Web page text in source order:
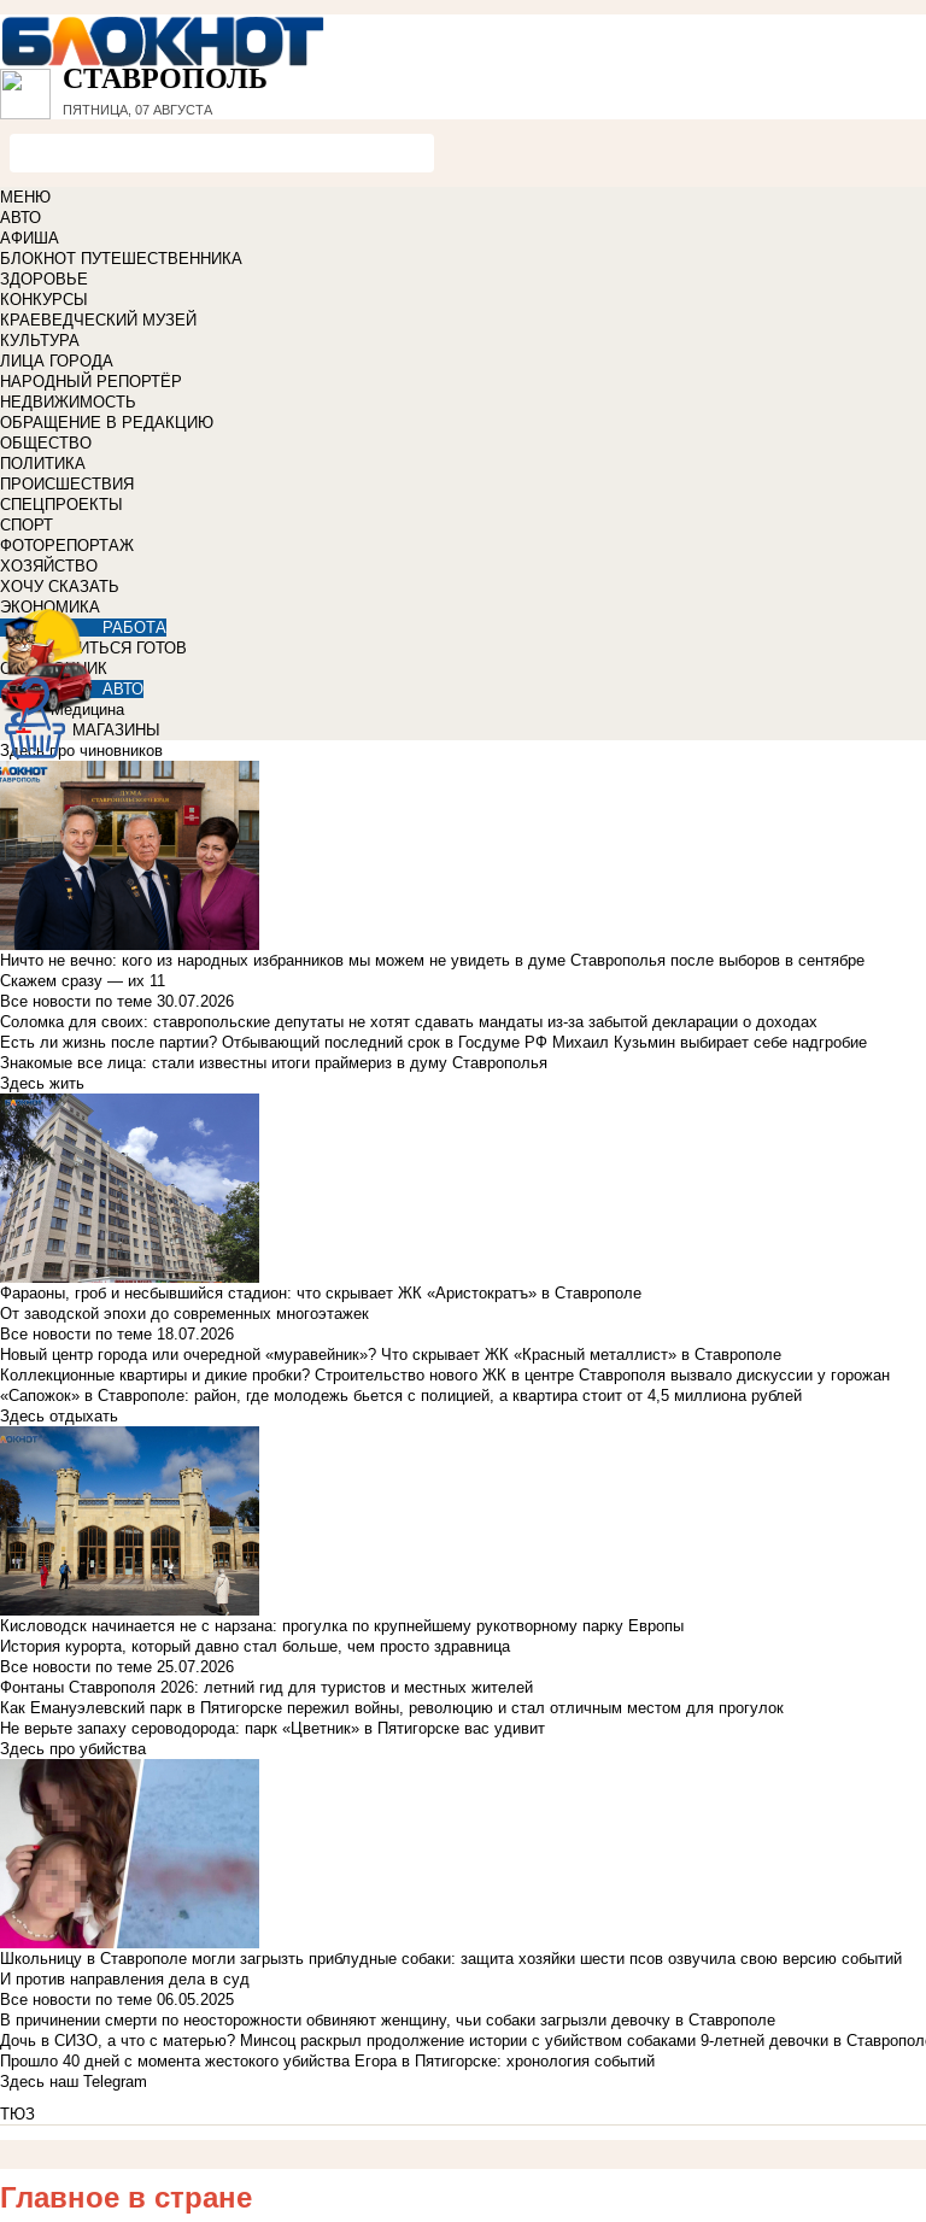
СТАВРОПОЛЬ
ПЯТНИЦА, 07 АВГУСТА
МЕНЮ
АВТО
АФИША
БЛОКНОТ ПУТЕШЕСТВЕННИКА
ЗДОРОВЬЕ
КОНКУРСЫ
КРАЕВЕДЧЕСКИЙ МУЗЕЙ
КУЛЬТУРА
ЛИЦА ГОРОДА
НАРОДНЫЙ РЕПОРТЁР
НЕДВИЖИМОСТЬ
ОБРАЩЕНИЕ В РЕДАКЦИЮ
ОБЩЕСТВО
ПОЛИТИКА
ПРОИСШЕСТВИЯ
СПЕЦПРОЕКТЫ
СПОРТ
ФОТОРЕПОРТАЖ
ХОЗЯЙСТВО
ХОЧУ СКАЗАТЬ
ЭКОНОМИКА
РАБОТА
УЧИТЬСЯ ГОТОВ
СПРАВОЧНИК
АВТО
Медицина
МАГАЗИНЫ
Здесь про чиновников
Ничто не вечно: кого из народных избранников мы можем не увидеть в думе Ставрополья после выборов в сентябре
Скажем сразу — их 11
Все новости по теме 30.07.2026
Соломка для своих: ставропольские депутаты не хотят сдавать мандаты из-за забытой декларации о доходах
Есть ли жизнь после партии? Отбывающий последний срок в Госдуме РФ Михаил Кузьмин выбирает себе надгробие
Знакомые все лица: стали известны итоги праймериз в думу Ставрополья
Здесь жить
Фараоны, гроб и несбывшийся стадион: что скрывает ЖК «Аристократъ» в Ставрополе
От заводской эпохи до современных многоэтажек
Все новости по теме 18.07.2026
Новый центр города или очередной «муравейник»? Что скрывает ЖК «Красный металлист» в Ставрополе
Коллекционные квартиры и дикие пробки? Строительство нового ЖК в центре Ставрополя вызвало дискуссии у горожан
«Сапожок» в Ставрополе: район, где молодежь бьется с полицией, а квартира стоит от 4,5 миллиона рублей
Здесь отдыхать
Кисловодск начинается не с нарзана: прогулка по крупнейшему рукотворному парку Европы
История курорта, который давно стал больше, чем просто здравница
Все новости по теме 25.07.2026
Фонтаны Ставрополя 2026: летний гид для туристов и местных жителей
Как Емануэлевский парк в Пятигорске пережил войны, революцию и стал отличным местом для прогулок
Не верьте запаху сероводорода: парк «Цветник» в Пятигорске вас удивит
Здесь про убийства
Школьницу в Ставрополе могли загрызть приблудные собаки: защита хозяйки шести псов озвучила свою версию событий
И против направления дела в суд
Все новости по теме 06.05.2025
В причинении смерти по неосторожности обвиняют женщину, чьи собаки загрызли девочку в Ставрополе
Дочь в СИЗО, а что с матерью? Минсоц раскрыл продолжение истории с убийством собаками 9-летней девочки в
Прошло 40 дней с момента жестокого убийства Егора в Пятигорске: хронология событий
Здесь наш Telegram
ТЮЗ
Главное в стране